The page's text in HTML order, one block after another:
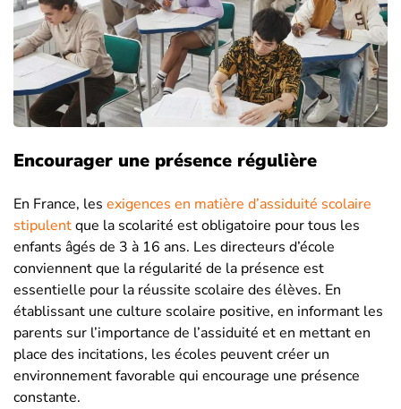
Encourager une présence régulière
En France, les exigences en matière d’assiduité scolaire
stipulentque la scolarité est obligatoire pour tous les
enfants âgés de 3 à 16 ans. Les directeurs d’école
conviennent que la régularité de la présence est
essentielle pour la réussite scolaire des élèves. En
établissant une culture scolaire positive, en informant les
parents sur l’importance de l’assiduité et en mettant en
place des incitations, les écoles peuvent créer un
environnement favorable qui encourage une présence
constante.